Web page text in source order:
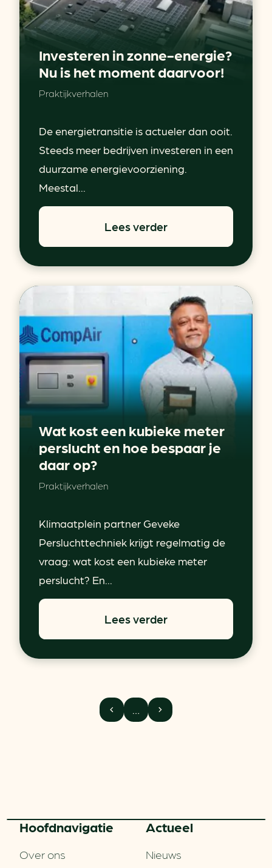
Investeren in zonne-energie?
Nu is het moment daarvoor!
Praktijkverhalen
De energietransitie is actueler dan ooit.
Steeds meer bedrijven investeren in een
duurzame energievoorziening.
Meestal...
Lees verder
Wat kost een kubieke meter
perslucht en hoe bespaar je
daar op?
Praktijkverhalen
Klimaatplein partner Geveke
Persluchttechniek krijgt regelmatig de
vraag: wat kost een kubieke meter
perslucht? En...
Lees verder
Hoofd­navigatie
Over ons
Actueel
Nieuws